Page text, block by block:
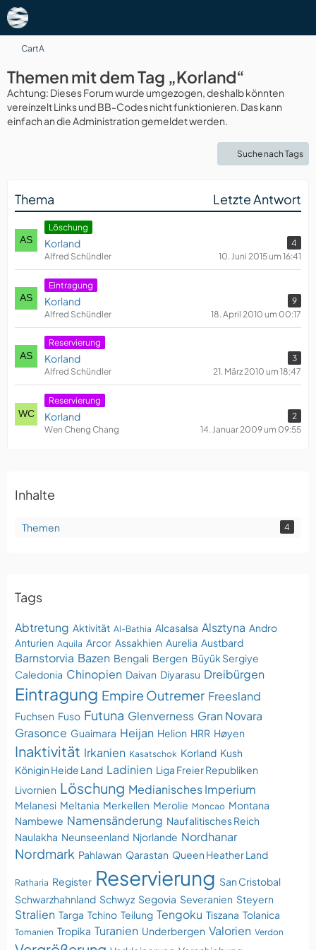
CartA
Themen mit dem Tag „Korland“
Achtung: Dieses Forum wurde umgezogen, deshalb könnten
vereinzelt Links und BB-Codes nicht funktionieren. Das kann
einfach an die Administration gemeldet werden.
Suche nach Tags
Thema Letzte Antwort
Löschung
Korland
4
Alfred Schündler
10. Juni 2015 um 16:41
Eintragung
Korland
9
Alfred Schündler
18. April 2010 um 00:17
Reservierung
Korland
3
Alfred Schündler
21. März 2010 um 18:47
Reservierung
Korland
2
Wen Cheng Chang
14. Januar 2009 um 09:55
Inhalte
Themen 4
Tags
Abtretung Aktivität Al-Bathia Alcasalsa Alsztyna Andro
Anturien Aquila Arcor Assakhien Aurelia Austbard
Barnstorvia Bazen Bengali Bergen Büyük Sergiye
Caledonia Chinopien Daivan Diyarasu Dreibürgen
Eintragung Empire Outremer Freesland
Fuchsen Fuso Futuna Glenverness Gran Novara
Grasonce Guaimara Heijan Helion HRR Høyen
Inaktivität Irkanien Kasatschok Korland Kush
Königin Heide Land Ladinien Liga Freier Republiken
Livornien Löschung Medianisches Imperium
Melanesi Meltania Merkellen Merolie Moncao Montana
Nambewe Namensänderung Naufalitisches Reich
Naulakha Neunseenland Njorlande Nordhanar
Nordmark Pahlawan Qarastan Queen Heather Land
Ratharia Register Reservierung San Cristobal
Schwarzhahnland Schwyz Segovia Severanien Steyern
Stralien Targa Tchino Teilung Tengoku Tiszana Tolanica
Tomanien Tropika Turanien Underbergen Valorien Verdon